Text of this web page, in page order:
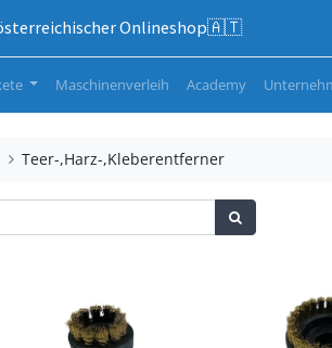
Onlineshop🇦🇹
Maschinenverleih Academy
Teer-,Harz-,Kleberentferner